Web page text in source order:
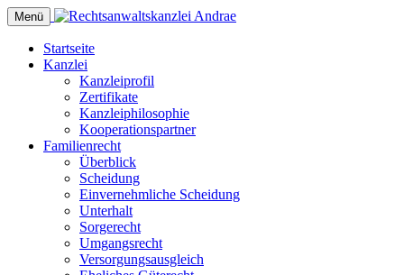
Menü
Startseite
Kanzlei
Kanzleiprofil
Zertifikate
Kanzleiphilosophie
Kooperationspartner
Familienrecht
Überblick
Scheidung
Einvernehmliche Scheidung
Unterhalt
Sorgerecht
Umgangsrecht
Versorgungsausgleich